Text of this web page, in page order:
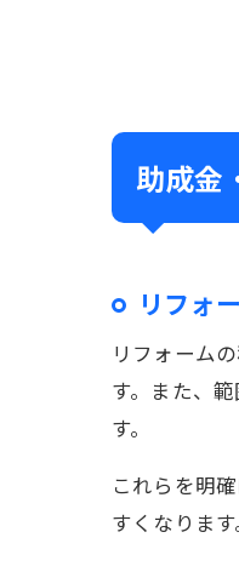
助成金
リフォ
リフォーム
す。また、
す。
これらを明
すくなりま